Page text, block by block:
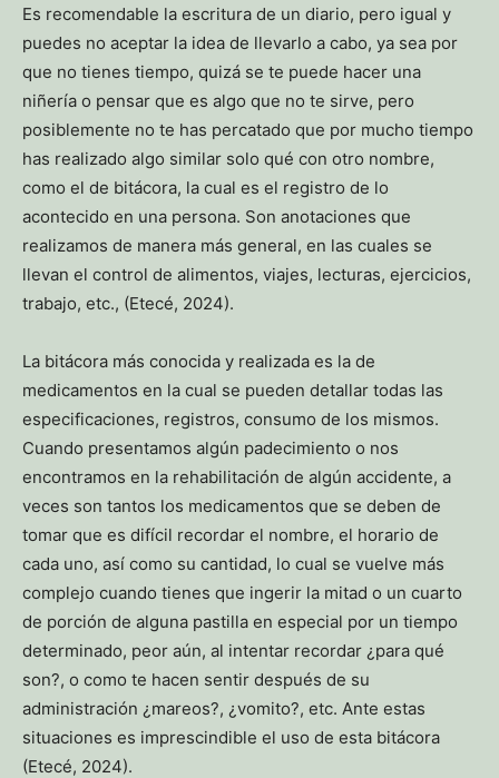
Es recomendable la escritura de un diario, pero igual y
puedes no aceptar la idea de llevarlo a cabo, ya sea por
que no tienes tiempo, quizá se te puede hacer una
niñería o pensar que es algo que no te sirve, pero
posiblemente no te has percatado que por mucho tiempo
has realizado algo similar solo qué con otro nombre,
como el de bitácora, la cual es el registro de lo
acontecido en una persona. Son anotaciones que
realizamos de manera más general, en las cuales se
llevan el control de alimentos, viajes, lecturas, ejercicios,
trabajo, etc., (Etecé, 2024).
La bitácora más conocida y realizada es la de
medicamentos en la cual se pueden detallar todas las
especificaciones, registros, consumo de los mismos.
Cuando presentamos algún padecimiento o nos
encontramos en la rehabilitación de algún accidente, a
veces son tantos los medicamentos que se deben de
tomar que es difícil recordar el nombre, el horario de
cada uno, así como su cantidad, lo cual se vuelve más
complejo cuando tienes que ingerir la mitad o un cuarto
de porción de alguna pastilla en especial por un tiempo
determinado, peor aún, al intentar recordar ¿para qué
son?, o como te hacen sentir después de su
administración ¿mareos?, ¿vomito?, etc. Ante estas
situaciones es imprescindible el uso de esta bitácora
(Etecé, 2024).